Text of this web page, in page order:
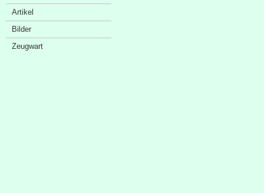
Artikel
Bilder
Zeugwart